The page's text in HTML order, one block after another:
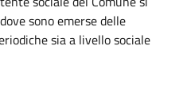
sono emerse delle
sia a livello sociale